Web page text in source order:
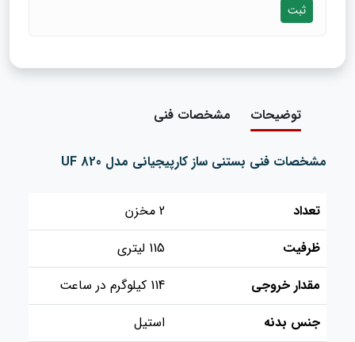
ثبت
توضیحات مشخصات فنی
مشخصات فنی بستنی ساز کارپیجیانی مدل UF 820
تعداد
2 مخزن
ظرفیت
115 لیتری
مقدار خروجی
114 کیلوگرم در ساعت
جنس بدنه
استیل